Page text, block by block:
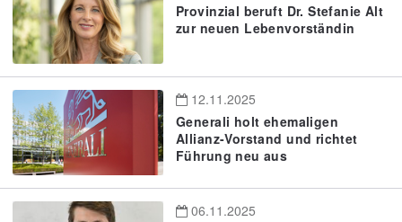
Provinzial beruft Dr. Stefanie Alt
zur neuen Lebenvorständin
12.11.2025
Generali holt ehemaligen
Allianz-Vorstand und richtet
Führung neu aus
06.11.2025